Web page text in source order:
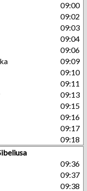
09:00
09:02
09:03
09:04
09:06
09:09
09:10
09:11
09:13
09:15
09:16
09:17
09:18
09:36
09:37
09:38